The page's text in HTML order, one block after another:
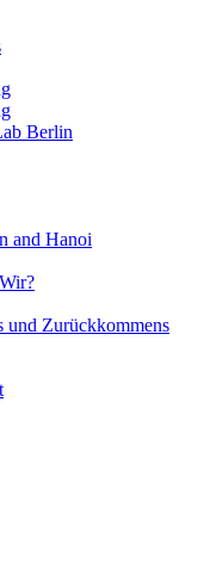
Berlin
and Hanoi
und Zurückkommens